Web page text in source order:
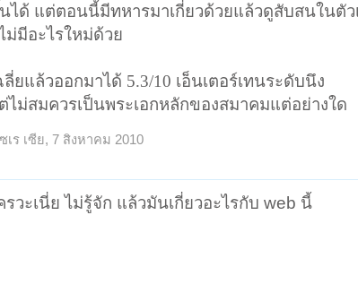
ได้ แต่ตอนนี้มีทหารมาเกี่ยวด้วยแล้วดูสับสนในตัว
ม่มีอะไรใหม่ด้วย
ลี่ยแล้วออกมาได้ 5.3/10 เอ็นเตอร์เทนระดับนึง
ไม่สมควรเป็นพระเอกหลักของสมาคมแต่อย่างใด
เร เซีย, 7 สิงหาคม 2010
รวะเนี่ย ไม่รู้จัก แล้วมันเกี่ยวอะไรกับ web นี้